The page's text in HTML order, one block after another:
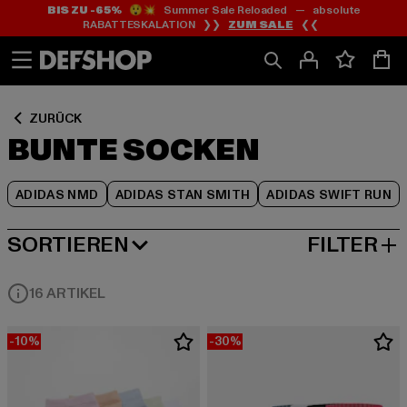
Zum
Inhalt
springen
Zum
Fußzeile
springen
BIS ZU -65%😲💥 Summer Sale Reloaded — absolute
RABATTESKALATION ❯❯ ZUM SALE ❮❮
ZURÜCK
BUNTE SOCKEN
ADIDAS NMD ADIDAS STAN SMITH ADIDAS SWIFT RUN
Zum
Produktraster
springen
SORTIEREN
BELIEBTESTE FILTER
16 ARTIKEL
-10% -30%